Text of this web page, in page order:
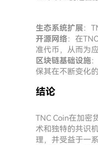
生态系统扩展：
开源网络：在
准代币，从而为
区块链基础设施
保其在不断变化
结论
TNC Coin在加密
术和独特的共识
理，并受益于一